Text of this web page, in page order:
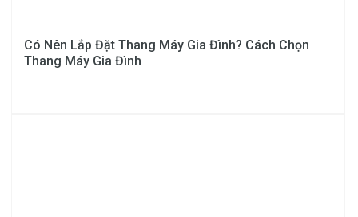
Có Nên Lắp Đặt Thang Máy Gia Đình? Cách Chọn
Thang Máy Gia Đình